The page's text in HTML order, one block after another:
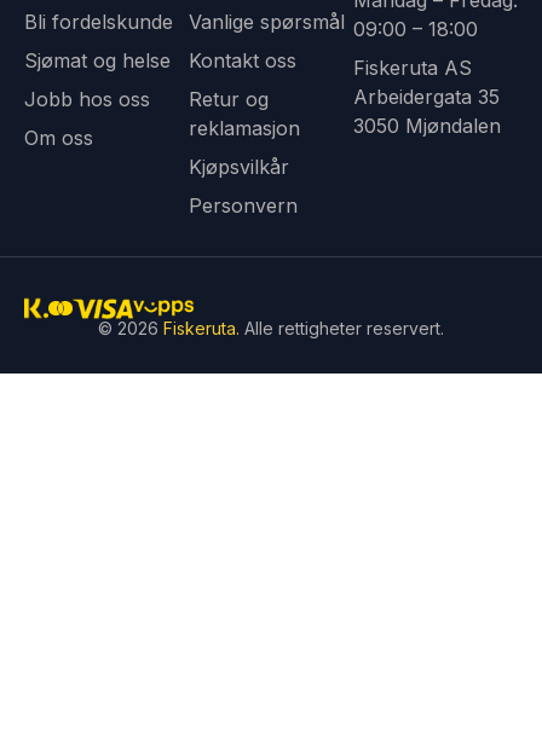
Bli fordelskunde
Sjømat og helse
Jobb hos oss
Om oss
Vanlige spørsmål
Kontakt oss
Retur og
reklamasjon
Kjøpsvilkår
Personvern
09:00 – 18:00
Fiskeruta AS
Arbeidergata 35
3050 Mjøndalen
© 2026 Fiskeruta. Alle rettigheter reservert.